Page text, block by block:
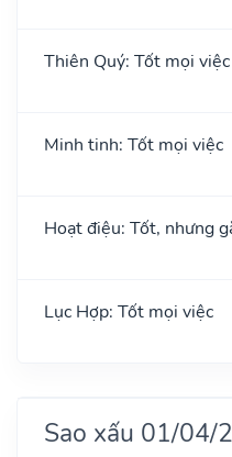
Thiên Quý: Tốt mọi việc
Minh tinh: Tốt mọi việc
Hoạt điệu: Tốt, nhưng
Lục Hợp: Tốt mọi việc
Sao xấu 01/04/